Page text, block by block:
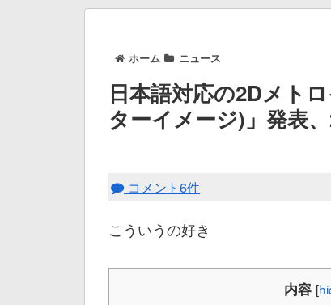
ホーム ニュース
日本語対応の2Dメト
ターイメージ)」発表
コメント6件
こういうの好き
内容 [